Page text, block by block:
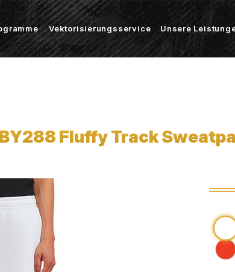
Vektorisierungsservice Unsere
Fluffy Track